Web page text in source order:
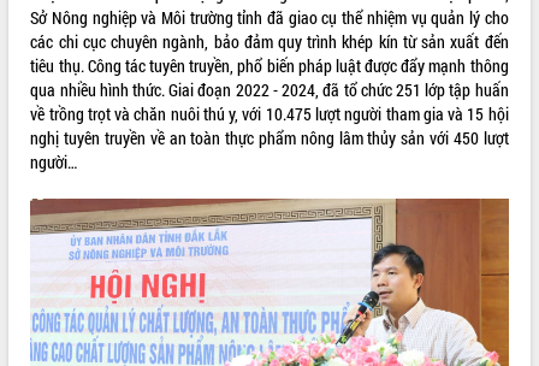
Loading the player...
Khám bệnh, cấp phát thuốc miễn phí
và tặng quà người dân xã Cư Pui
Hội nghị UBND tỉnh Đắk Lắk thường kỳ
tháng 7/2026
Lễ truy tặng danh hiệu “Bà Mẹ Việt
Lao động
UBND tỉnh Đắk Lắk triển khai nhiệm
vụ 6 tháng cuối năm 2026
Kỳ họp thứ Hai, Hội đồng nhân dân
tỉnh khóa XI quyết nghị nhiều nội dung
quan trọng
ALBUM ẢNH
Sở Nông nghiệp và Môi trường tỉnh đã giao cụ thể nhiệm vụ quản lý cho
các chi cục chuyên ngành, bảo đảm quy trình khép kín từ sản xuất đến
tiêu thụ. Công tác tuyên truyền, phổ biến pháp luật được đẩy mạnh thông
qua nhiều hình thức. Giai đoạn 2022 - 2024, đã tổ chức 251 lớp tập huấn
về trồng trọt và chăn nuôi thú y, với 10.475 lượt người tham gia và 15 hội
nghị tuyên truyền về an toàn thực phẩm nông lâm thủy sản với 450 lượt
người…